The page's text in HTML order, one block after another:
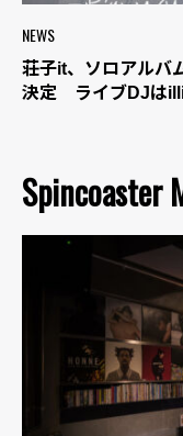
NEWS
荘子it、ソロアルバ
決定 ライブDJは
Spincoaster